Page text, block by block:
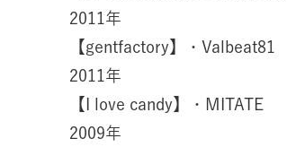
2011年
【gentfactory】・Valbeat81
2011年
【I love candy】・MITATE
2009年